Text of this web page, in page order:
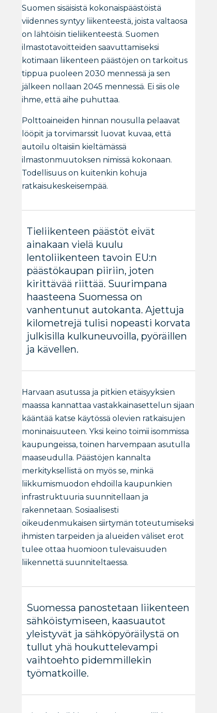
Suomen sisäisistä kokonaispäästöistä
viidennes syntyy liikenteestä, joista valtaosa
on lähtöisin tieliikenteestä. Suomen
ilmastotavoitteiden saavuttamiseksi
kotimaan liikenteen päästöjen on tarkoitus
tippua puoleen 2030 mennessä ja sen
jälkeen nollaan 2045 mennessä. Ei siis ole
ihme, että aihe puhuttaa.
Polttoaineiden hinnan nousulla pelaavat
lööpit ja torvimarssit luovat kuvaa, että
autoilu oltaisiin kieltämässä
ilmastonmuutoksen nimissä kokonaan.
Todellisuus on kuitenkin kohuja
ratkaisukeskeisempää.
Tieliikenteen päästöt eivät
ainakaan vielä kuulu
lentoliikenteen tavoin EU:n
päästökaupan piiriin, joten
kirittävää riittää. Suurimpana
haasteena Suomessa on
vanhentunut autokanta. Ajettuja
kilometrejä tulisi nopeasti korvata
julkisilla kulkuneuvoilla, pyöräillen
ja kävellen.
Harvaan asutussa ja pitkien etäisyyksien
maassa kannattaa vastakkainasettelun sijaan
kääntää katse käytössä olevien ratkaisujen
moninaisuuteen. Yksi keino toimii isommissa
kaupungeissa, toinen harvempaan asutulla
maaseudulla. Päästöjen kannalta
merkityksellistä on myös se, minkä
liikkumismuodon ehdoilla kaupunkien
infrastruktuuria suunnitellaan ja
rakennetaan. Sosiaalisesti
oikeudenmukaisen siirtymän toteutumiseksi
ihmisten tarpeiden ja alueiden väliset erot
tulee ottaa huomioon tulevaisuuden
liikennettä suunniteltaessa.
Suomessa panostetaan liikenteen
sähköistymiseen, kaasuautot
yleistyvät ja sähköpyöräilystä on
tullut yhä houkuttelevampi
vaihtoehto pidemmillekin
työmatkoille.